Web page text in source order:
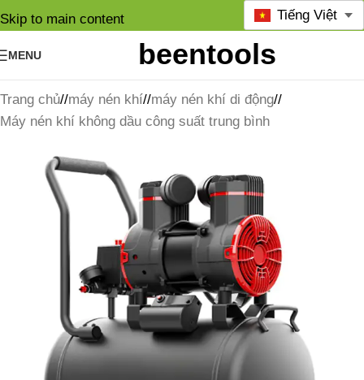
Skip to main content
MENU
Tiếng Việt
Trang chủ/ máy nén khí/ máy nén khí di động/
Máy nén khí không dầu công suất trung bình